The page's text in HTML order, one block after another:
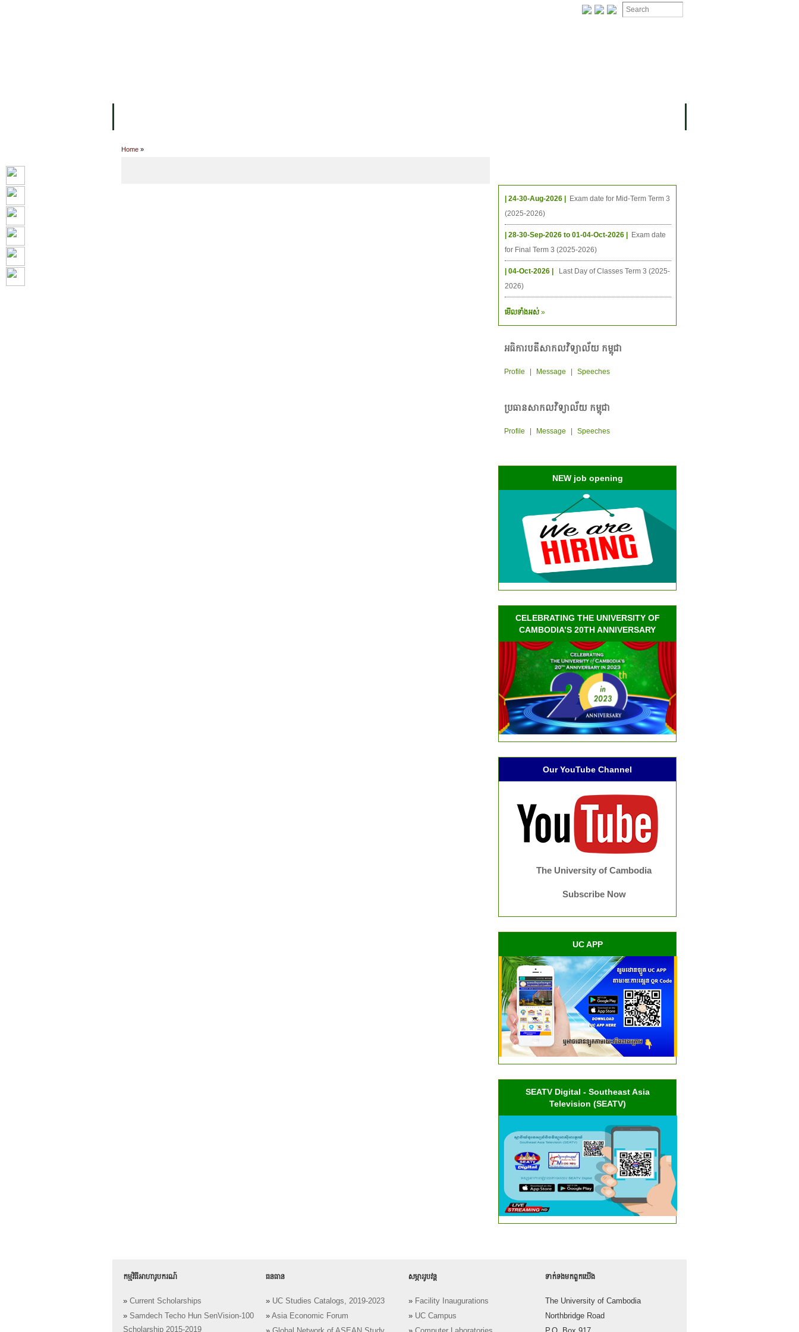
Home »
| 24-30-Aug-2026 |
Exam date for Mid-Term Term 3
(2025-2026)
| 28-30-Sep-2026 to 01-04-Oct-2026 |
Exam date
for Final Term 3 (2025-2026)
| 04-Oct-2026 |
Last Day of Classes Term 3 (2025-
2026)
មើលទាំងអស់ »
អធិការបតីសាកលវិទ្យាល័យ កម្ពុជា
Profile Message Speeches
ប្រធានសាកលវិទ្យាល័យ កម្ពុជា
Profile Message Speeches
NEW job opening
CELEBRATING THE UNIVERSITY OF
CAMBODIA’S 20TH ANNIVERSARY
Our YouTube Channel
The University of Cambodia
Subscribe Now
UC APP
SEATV Digital - Southeast Asia
Television (SEATV)
កម្មវិធីអាហារូបករណ៍
» Current Scholarships
» Samdech Techo Hun SenVision-100
Scholarship 2015-2019
ធនធាន
» UC Studies Catalogs, 2019-2023
» Asia Economic Forum
សម្ភាររូបវន្ត
» Facility Inaugurations
» UC Campus
ទាក់ទង​មក​ពួក​យើង
The University of Cambodia
Northbridge Road